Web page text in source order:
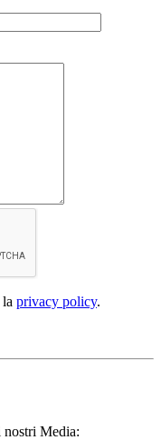
privacy policy.
nostri Media: